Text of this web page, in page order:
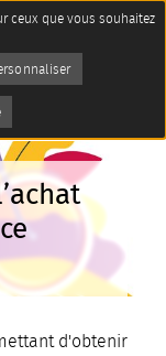
d'obtenir
ceux que vous souhaitez